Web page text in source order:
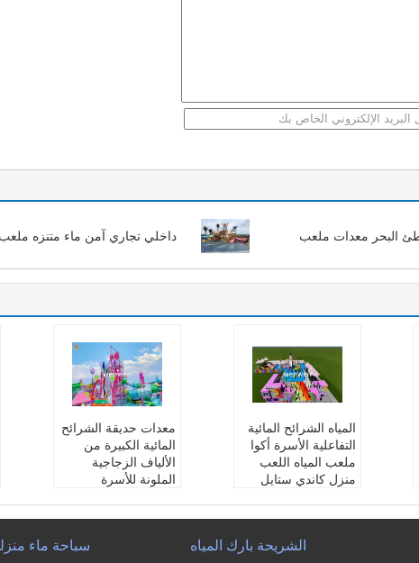
البحر معدات ملعب داخلي تجاري آمن ماء متنزه ملعب
معدات حديقة الشرائح
المائية الكبيرة من
الألياف الزجاجية
الملونة للأسرة
زاهى الألوان
المياه الشرائح المائية
التفاعلية الأسرة أكوا
ملعب المياه اللعب
منزل كاندي ستايل
كاندي ستايل
سباحة ماء الشريحة بارك المياه